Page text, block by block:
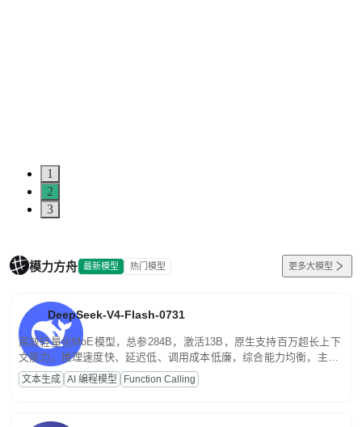
1
2
3
模力方舟 最新模型 热门模型 更多大模型
DeepSeek-V4-Flash-0731
高效轻量化MoE模型，总参284B，激活13B，原生支持百万超长上下
文能力。推理速度快、延迟低、调用成本低廉，综合能力均衡，主打
高并发、轻量化任务，适合日常对话、内容创作、基础 RAG、批量
文案处理等普惠刚需场景。
文本生成 AI 编程模型 Function Calling